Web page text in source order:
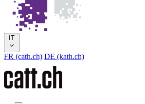
IT
FR (cath.ch) DE (kath.ch)